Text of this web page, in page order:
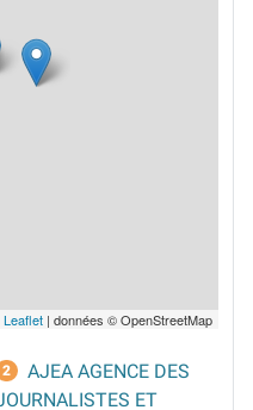
Leaflet | données © OpenStreetMap
2
AJEA AGENCE DES
ET